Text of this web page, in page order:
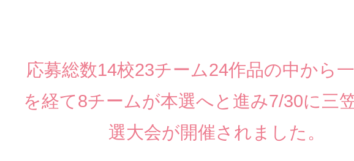
応募総数14校23チーム24作品の中から
を経て8チームが本選へと進み7/30に三
選大会が開催されました。